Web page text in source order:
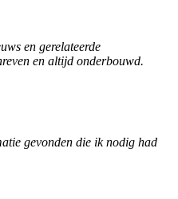
en gerelateerde
en altijd onderbouwd.
gevonden die ik nodig had